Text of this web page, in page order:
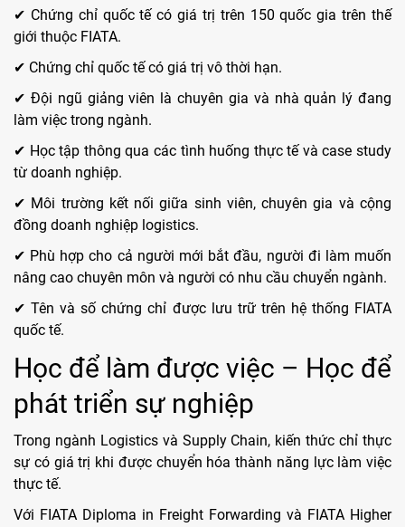
✔ Chứng chỉ quốc tế có giá trị trên 150 quốc gia trên thế
giới thuộc FIATA.
✔ Chứng chỉ quốc tế có giá trị vô thời hạn.
✔ Đội ngũ giảng viên là chuyên gia và nhà quản lý đang
làm việc trong ngành.
✔ Học tập thông qua các tình huống thực tế và case study
từ doanh nghiệp.
✔ Môi trường kết nối giữa sinh viên, chuyên gia và cộng
đồng doanh nghiệp logistics.
✔ Phù hợp cho cả người mới bắt đầu, người đi làm muốn
nâng cao chuyên môn và người có nhu cầu chuyển ngành.
✔ Tên và số chứng chỉ được lưu trữ trên hệ thống FIATA
quốc tế.
Học để làm được việc – Học để
phát triển sự nghiệp
Trong ngành Logistics và Supply Chain, kiến thức chỉ thực
sự có giá trị khi được chuyển hóa thành năng lực làm việc
thực tế.
Với FIATA Diploma in Freight Forwarding và FIATA Higher